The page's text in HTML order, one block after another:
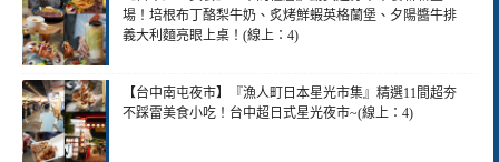
場！培根布丁酪梨牛奶、炙烤鮮蝦英格蘭堡、夕陽醬牛排
義大利麵亮眼上桌！(線上：4)
【台中南屯夜市】『漁人町日本星光市集』精選11間超夯
不踩雷美食小吃！台中超日式星光夜市~(線上：4)